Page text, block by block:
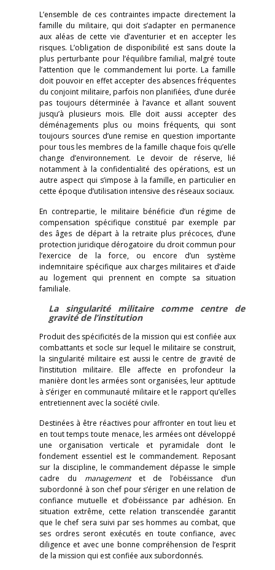
L’ensemble de ces contraintes impacte directement la
famille du militaire, qui doit s’adapter en permanence
aux aléas de cette vie d’aventurier et en accepter les
risques. L’obligation de disponibilité est sans doute la
plus perturbante pour l’équilibre familial, malgré toute
l’attention que le commandement lui porte. La famille
doit pouvoir en effet accepter des absences fréquentes
du conjoint militaire, parfois non planifiées, d’une durée
pas toujours déterminée à l’avance et allant souvent
jusqu’à plusieurs mois. Elle doit aussi accepter des
déménagements plus ou moins fréquents, qui sont
toujours sources d’une remise en question importante
pour tous les membres de la famille chaque fois qu’elle
change d’environnement. Le devoir de réserve, lié
notamment à la confidentialité des opérations, est un
autre aspect qui s’impose à la famille, en particulier en
cette époque d’utilisation intensive des réseaux sociaux.
En contrepartie, le militaire bénéficie d’un régime de
compensation spécifique constitué par exemple par
des âges de départ à la retraite plus précoces, d’une
protection juridique dérogatoire du droit commun pour
l’exercice de la force, ou encore d’un système
indemnitaire spécifique aux charges militaires et d’aide
au logement qui prennent en compte sa situation
familiale.
La singularité militaire comme centre de
gravité de l’institution
Produit des spécificités de la mission qui est confiée aux
combattants et socle sur lequel le militaire se construit,
la singularité militaire est aussi le centre de gravité de
l’institution militaire. Elle affecte en profondeur la
manière dont les armées sont organisées, leur aptitude
à s’ériger en communauté militaire et le rapport qu’elles
entretiennent avec la société civile.
Destinées à être réactives pour affronter en tout lieu et
en tout temps toute menace, les armées ont développé
une organisation verticale et pyramidale dont le
fondement essentiel est le commandement. Reposant
sur la discipline, le commandement dépasse le simple
cadre du managementet de l’obéissance d’un
subordonné à son chef pour s’ériger en une relation de
confiance mutuelle et d’obéissance par adhésion. En
situation extrême, cette relation transcendée garantit
que le chef sera suivi par ses hommes au combat, que
ses ordres seront exécutés en toute confiance, avec
diligence et avec une bonne compréhension de l’esprit
de la mission qui est confiée aux subordonnés.